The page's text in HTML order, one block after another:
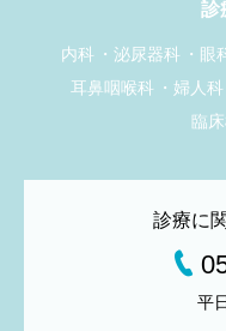
診
内科 泌尿器科 眼
耳鼻咽喉科
婦人科
臨
診療に
平